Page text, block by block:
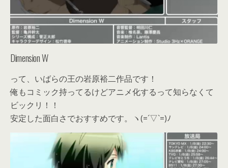
Dimension W
って、いばらの王の岩原裕二作品です！
俺もコミック持ってるけどアニメ化するって知らなくて
ビックリ！！
安定した面白さでおすすめです。ヽ(=´▽`=)ﾉ